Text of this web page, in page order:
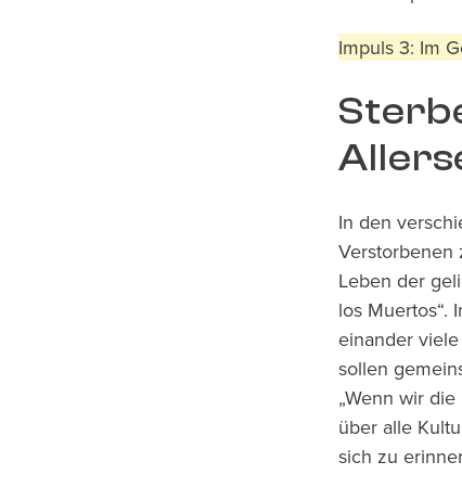
​Impuls 3: Im
In den
Verstorbenen
Leben der
los Muertos“.
einander
sollen
„Wenn wir
über alle
sich zu